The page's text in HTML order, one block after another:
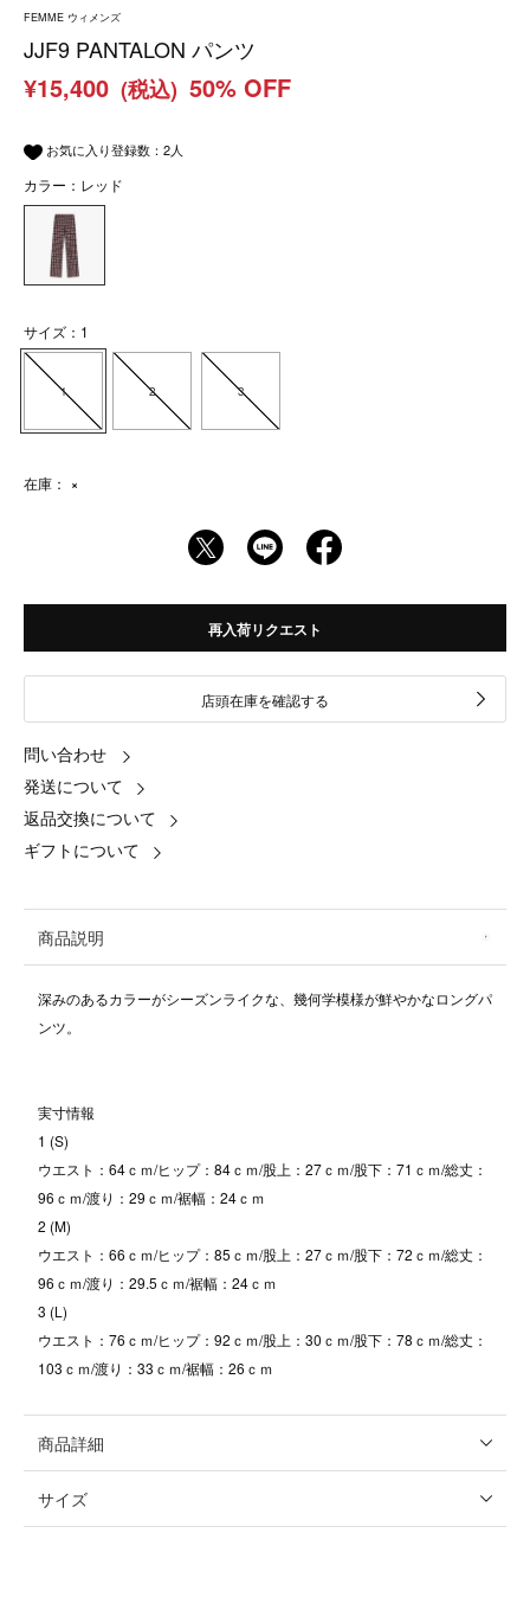
FEMME ウィメンズ
JJF9 PANTALON パンツ
¥15,400 (税込) 50% OFF
お気に入り登録数： 2人
カラー：レッド
サイズ：1
1 2 3
在庫： ×
再入荷リクエスト
店頭在庫を確認する
問い合わせ
発送について
返品交換について
ギフトについて
商品説明
深みのあるカラーがシーズンライクな、幾何学模様が鮮やかなロングパ
ンツ。
実寸情報
1 (S)
ウエスト：64ｃｍ/ヒップ：84ｃｍ/股上：27ｃｍ/股下：71ｃｍ/総丈：
96ｃｍ/渡り：29ｃｍ/裾幅：24ｃｍ
2 (M)
ウエスト：66ｃｍ/ヒップ：85ｃｍ/股上：27ｃｍ/股下：72ｃｍ/総丈：
96ｃｍ/渡り：29.5ｃｍ/裾幅：24ｃｍ
3 (L)
ウエスト：76ｃｍ/ヒップ：92ｃｍ/股上：30ｃｍ/股下：78ｃｍ/総丈：
103ｃｍ/渡り：33ｃｍ/裾幅：26ｃｍ
商品詳細
サイズ